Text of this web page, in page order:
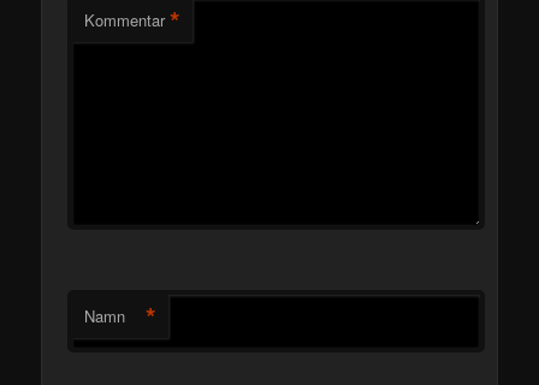
Kommentar *
Namn *